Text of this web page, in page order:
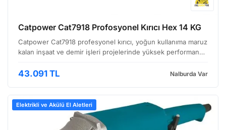
Catpower Cat7918 Profosyonel Kırıcı Hex 14 KG
Catpower Cat7918 profesyonel kırıcı, yoğun kullanıma maruz
kalan inşaat ve demir işleri projelerinde yüksek performans
hizmet tipi yapısıyla dikkat çeken bu ür…
43.091 TL Nalburda Var
Elektrikli ve Akülü El Aletleri